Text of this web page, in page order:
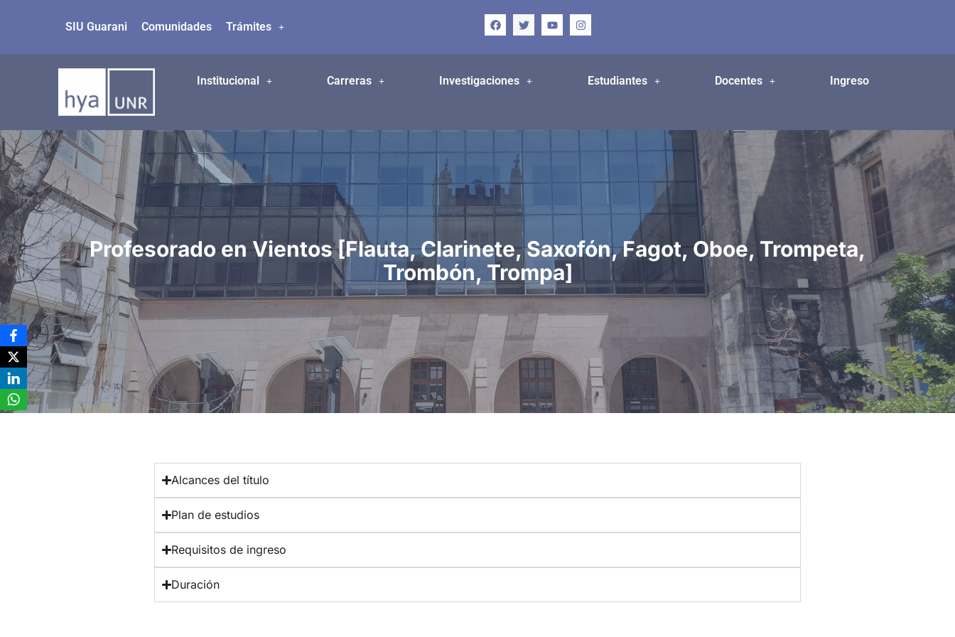
al
SIU Guarani Comunidades Trámites
Institucional Carreras Investigaciones Estudiantes Docentes Ingreso
Profesorado en Vientos [Flauta, Clarinete, Saxofón, Fagot, Oboe, Trompeta,
Trombón, Trompa]
Alcances del título
Plan de estudios
Requisitos de ingreso
Duración